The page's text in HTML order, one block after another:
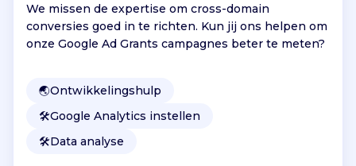
We missen de expertise om cross-domain
conversies goed in te richten. Kun jij ons helpen om
onze Google Ad Grants campagnes beter te meten?
🌏Ontwikkelingshulp
🛠️Google Analytics instellen
🛠️Data analyse